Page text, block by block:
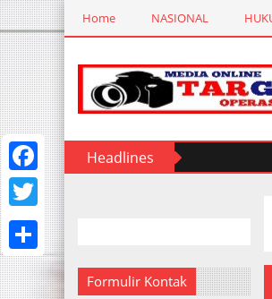
Home NASIONAL
Headlines
F
e
T
w
i
S
h
Formulir Kontak